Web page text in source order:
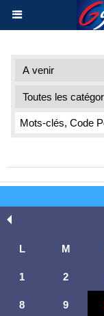
L M
1 2
8 9